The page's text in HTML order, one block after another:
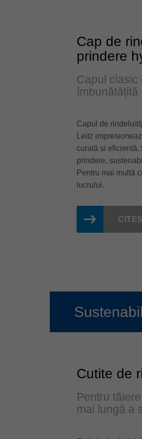
Cap de
prindere
Capul clasic
îmbunătățită
Capul de
Leitz
curată și
prindere,
Pentru mai multă
lucrului.
Cutite de
Pentru
mai lungă a